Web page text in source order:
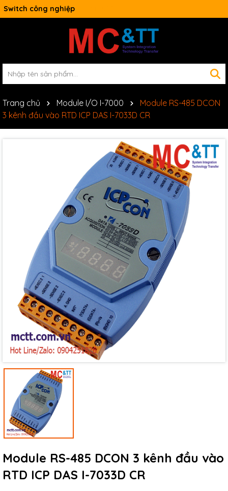
Switch công nghiệp
Trang chủ Module I/O I-7000
Module RS-485 DCON
3 kênh đầu vào RTD ICP DAS I-7033D CR
Module RS-485 DCON 3 kênh đầu vào
RTD ICP DAS I-7033D CR
Mã giảm giá:
Ngày hết hạn:
Điều kiện: